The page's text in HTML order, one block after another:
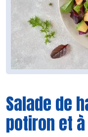
Salade de
potiron et